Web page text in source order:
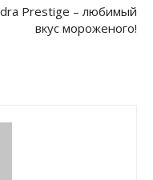
Prestige – любимый
вкус мороженого!